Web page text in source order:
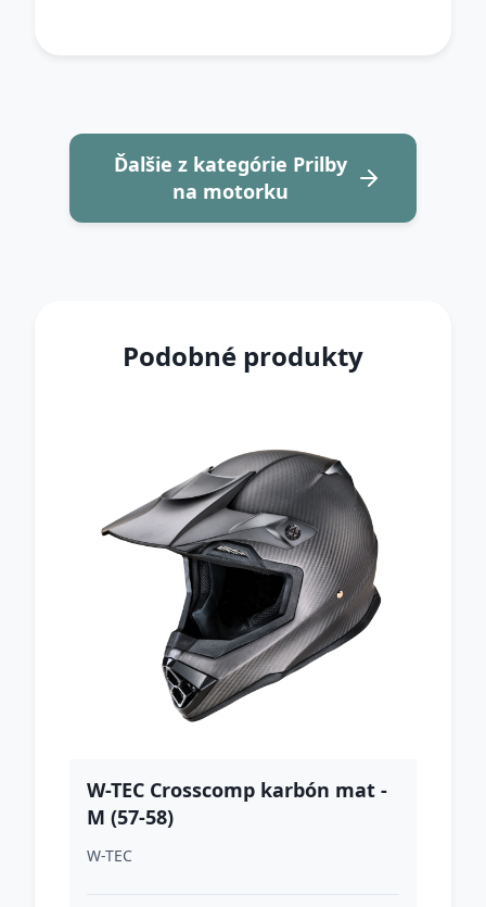
Ďalšie z kategórie Prilby
na motorku
Podobné produkty
W-TEC Crosscomp karbón mat -
M (57-58)
W-TEC